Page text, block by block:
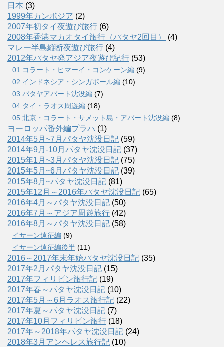
日本 (3)
1999年カンボジア (2)
2007年初タイ夜遊び旅行 (6)
2008年香港マカオタイ旅行（パタヤ2回目）
(4)
マレー半島縦断夜遊び旅行 (4)
2012年パタヤ発アジア夜遊び紀行 (53)
01.コラート・ピマーイ・コンケーン編 (9)
02.インドネシア・シンガポール編 (10)
03.パタヤアパート沈没編 (7)
04.タイ・ラオス周遊編 (18)
05.北京・コラート・サメット島・アパート沈没編 (8)
ヨーロッパ番外編プラハ (1)
2014年5月~7月パタヤ沈没日記 (59)
2014年9月-10月パタヤ沈没日記 (37)
2015年1月~3月パタヤ沈没日記 (75)
2015年5月~6月パタヤ沈没日記 (39)
2015年8月~パタヤ沈没日記 (81)
2015年12月～2016年パタヤ沈没日記 (65)
2016年4月～パタヤ沈没日記 (50)
2016年7月～アジア周遊旅行 (42)
2016年8月～パタヤ沈没日記 (58)
イサーン遠征編 (9)
イサーン遠征編後半 (11)
2016～2017年末年始パタヤ沈没日記 (35)
2017年2月パタヤ沈没日記 (15)
2017年フィリピン旅行記 (19)
2017年春～パタヤ沈没日記 (10)
2017年5月～6月ラオス旅行記 (22)
2017年夏～パタヤ沈没日記 (7)
2017年10月フィリピン旅行 (18)
2017年～2018年パタヤ沈没日記 (24)
2018年3月アンヘレス旅行記 (10)